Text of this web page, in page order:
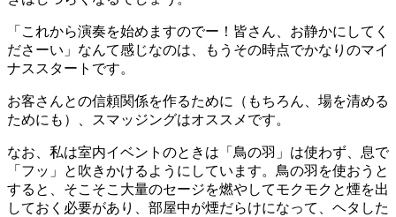
「これから演奏を始めますのでー！皆さん、お静かにしてく
ださーい」なんて感じなのは、もうその時点でかなりのマイ
ナススタートです。
お客さんとの信頼関係を作るために（もちろん、場を清める
ためにも）、スマッジングはオススメです。
なお、私は室内イベントのときは「鳥の羽」は使わず、息で
「フッ」と吹きかけるようにしています。鳥の羽を使おうと
すると、そこそこ大量のセージを燃やしてモクモクと煙を出
しておく必要があり、部屋中が煙だらけになって、ヘタした